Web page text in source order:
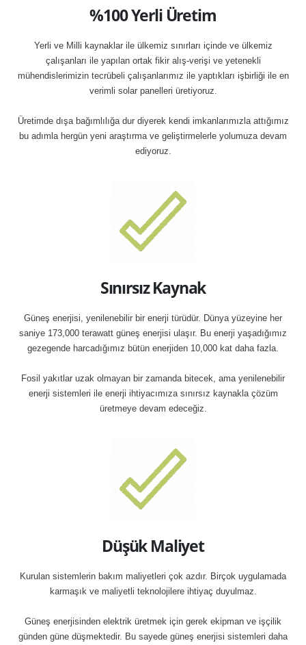
%100 Yerli Üretim
Yerli ve Milli kaynaklar ile ülkemiz sınırları içinde ve ülkemiz
çalışanları ile yapılan ortak fikir alış-verişi ve yetenekli
mühendislerimizin tecrübeli çalışanlarımız ile yaptıkları işbirliği ile en
verimli solar panelleri üretiyoruz.
Üretimde dışa bağımlılığa dur diyerek kendi imkanlarımızla attığımız
bu adımla hergün yeni araştırma ve geliştirmelerle yolumuza devam
ediyoruz.
Sınırsız Kaynak
Güneş enerjisi, yenilenebilir bir enerji türüdür. Dünya yüzeyine her
saniye 173,000 terawatt güneş enerjisi ulaşır. Bu enerji yaşadığımız
gezegende harcadığımız bütün enerjiden 10,000 kat daha fazla.
Fosil yakıtlar uzak olmayan bir zamanda bitecek, ama yenilenebilir
enerji sistemleri ile enerji ihtiyacımıza sınırsız kaynakla çözüm
üretmeye devam edeceğiz.
Düşük Maliyet
Kurulan sistemlerin bakım maliyetleri çok azdır. Birçok uygulamada
karmaşık ve maliyetli teknolojilere ihtiyaç duyulmaz.
Güneş enerjisinden elektrik üretmek için gerek ekipman ve işçilik
günden güne düşmektedir. Bu sayede güneş enerjisi sistemleri daha